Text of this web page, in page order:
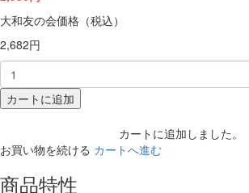
大和友の会価格（税込）
2,682円
カートに追加
カートに追加しました。
お買い物を続ける カートへ進む
商品特性